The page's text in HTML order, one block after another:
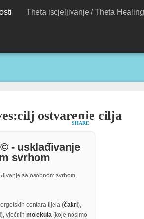
Theta iscjeljivanje / Theta Healing
cilj ostvarenje cilja
SHARE
- usklađivanje
svrhom
sa osobnom svrhom,
centara tijela (čakri),
), vječnih molekula (koje nosimo